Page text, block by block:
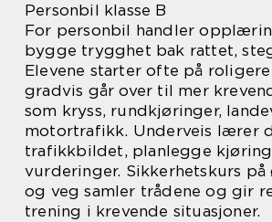
Personbil klasse B
For personbil handler
bygge trygghet bak rattet,
Elevene starter ofte på
gradvis går over til mer
som kryss, rundkjøringer,
motortrafikk. Underveis lærer
trafikkbildet, planlegge
vurderinger. Sikkerhetskurs på
og veg samler trådene og gir
trening i krevende situasjoner.